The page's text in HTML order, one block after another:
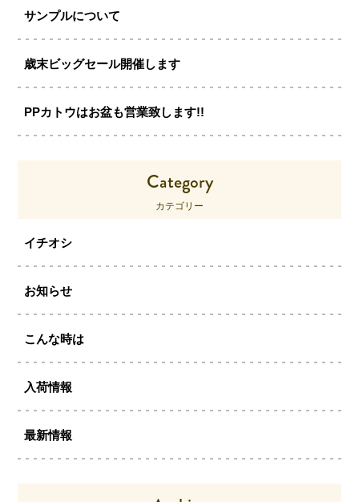
サンプルについて
歳末ビッグセール開催します
PPカトウはお盆も営業致します!!
Category
カテゴリー
イチオシ
お知らせ
こんな時は
入荷情報
最新情報